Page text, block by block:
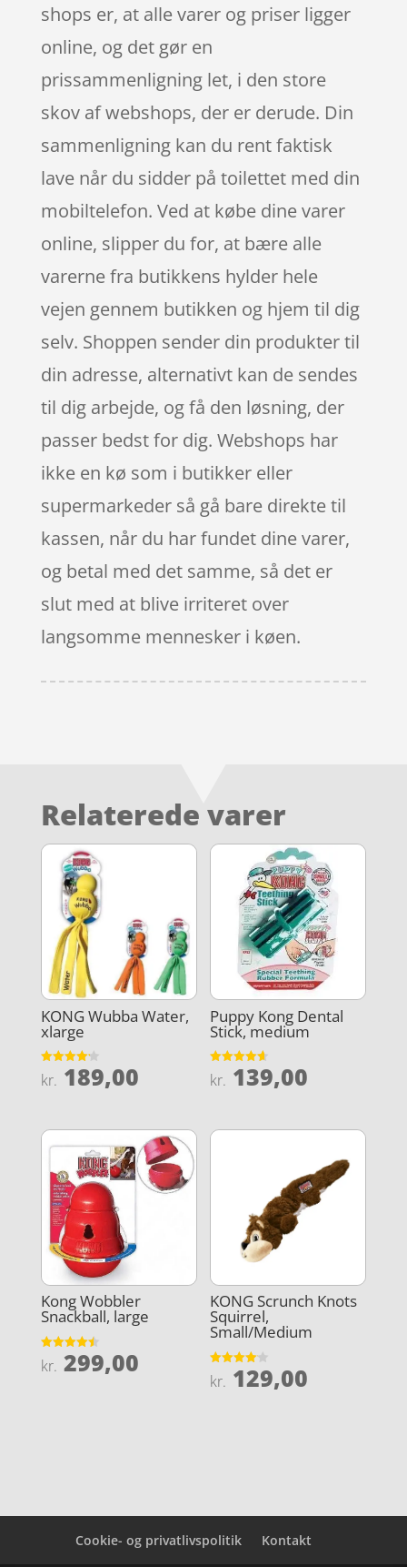
shops er, at alle varer og priser ligger
online, og det gør en
prissammenligning let, i den store
skov af webshops, der er derude. Din
sammenligning kan du rent faktisk
lave når du sidder på toilettet med din
mobiltelefon. Ved at købe dine varer
online, slipper du for, at bære alle
varerne fra butikkens hylder hele
vejen gennem butikken og hjem til dig
selv. Shoppen sender din produkter til
din adresse, alternativt kan de sendes
til dig arbejde, og få den løsning, der
passer bedst for dig. Webshops har
ikke en kø som i butikker eller
supermarkeder så gå bare direkte til
kassen, når du har fundet dine varer,
og betal med det samme, så det er
slut med at blive irriteret over
langsomme mennesker i køen.
Relaterede varer
KONG Wubba Water,
xlarge
Vurderet
4.2
kr. 189,00
Puppy Kong Dental
Stick, medium
Vurderet
4.6
kr. 139,00
Kong Wobbler
Snackball, large
Vurderet
4.5
kr. 299,00
KONG Scrunch Knots
Squirrel,
Small/Medium
Vurderet
4.1
kr. 129,00
Cookie- og privatlivspolitik Kontakt